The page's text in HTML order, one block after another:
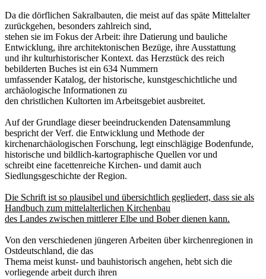
Da die dörflichen Sakralbauten, die meist auf das späte Mittelalter
zurückgehen, besonders zahlreich sind,
stehen sie im Fokus der Arbeit: ihre Datierung und bauliche
Entwicklung, ihre architektonischen Bezüge, ihre Ausstattung
und ihr kulturhistorischer Kontext. das Herzstück des reich
bebilderten Buches ist ein 634 Nummern
umfassender Katalog, der historische, kunstgeschichtliche und
archäologische Informationen zu
den christlichen Kultorten im Arbeitsgebiet ausbreitet.
Auf der Grundlage dieser beeindruckenden Datensammlung
bespricht der Verf. die Entwicklung und Methode der
kirchenarchäologischen Forschung, legt einschlägige Bodenfunde,
historische und bildlich-kartographische Quellen vor und
schreibt eine facettenreiche Kirchen- und damit auch
Siedlungsgeschichte der Region.
Die Schrift ist so plausibel und übersichtlich gegliedert, dass sie als
Handbuch zum mittelalterlichen Kirchenbau
des Landes zwischen mittlerer Elbe und Bober dienen kann.
Von den verschiedenen jüngeren Arbeiten über kirchenregionen in
Ostdeutschland, die das
Thema meist kunst- und bauhistorisch angehen, hebt sich die
vorliegende arbeit durch ihren